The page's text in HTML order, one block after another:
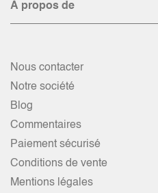
À propos de
Nous contacter
Notre société
Blog
Commentaires
Paiement sécurisé
Conditions de vente
Mentions légales